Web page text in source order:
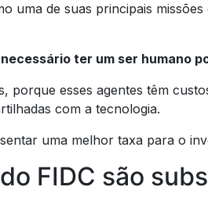
uma de suas principais
necessário ter um ser humano
porque esses agentes têm
com a tecnologia.
uma melhor taxa para o
FIDC são